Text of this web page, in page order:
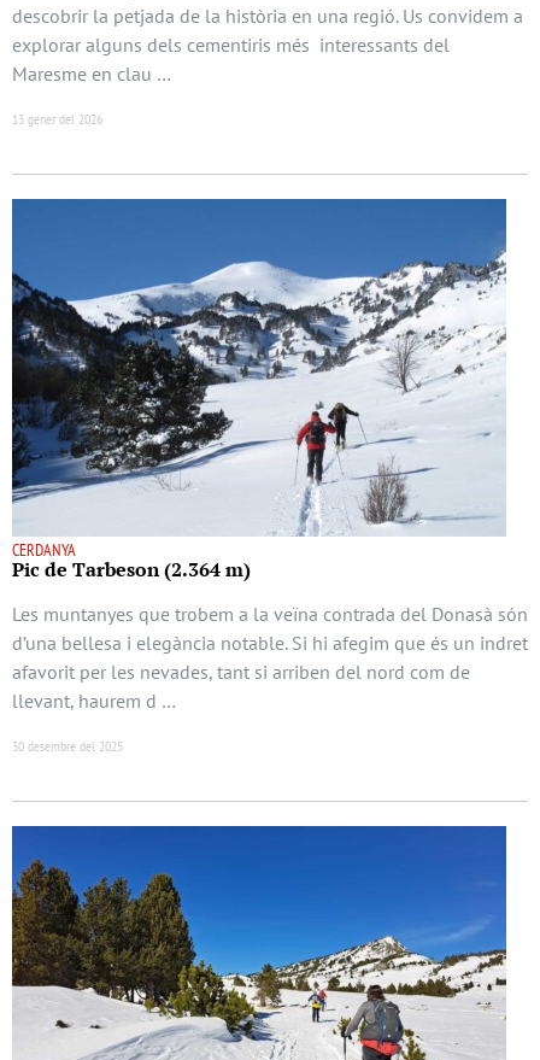
descobrir la petjada de la història en una regió. Us convidem a
explorar alguns dels cementiris més interessants del
Maresme en clau …
13 gener del 2026
CERDANYA
Pic de Tarbeson (2.364 m)
Les muntanyes que trobem a la veïna contrada del Donasà són
d’una bellesa i elegància notable. Si hi afegim que és un indret
afavorit per les nevades, tant si arriben del nord com de
llevant, haurem d …
30 desembre del 2025